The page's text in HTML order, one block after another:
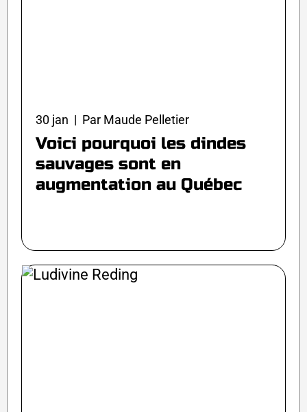
30 jan | Par Maude Pelletier
Voici pourquoi les dindes
sauvages sont en
augmentation au Québec